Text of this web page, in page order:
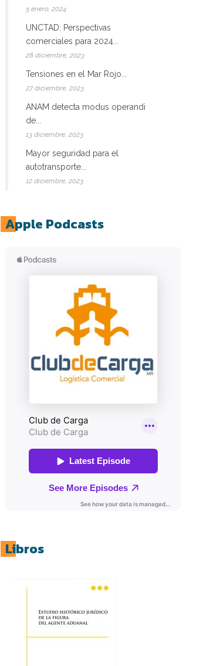
5 enero, 2024
UNCTAD: Perspectivas
comerciales para 2024...
28 diciembre, 2023
Tensiones en el Mar Rojo...
27 diciembre, 2023
ANAM detecta modus operandi
de...
13 diciembre, 2023
Mayor seguridad para el
autotransporte...
12 diciembre, 2023
Apple Podcasts
Libros